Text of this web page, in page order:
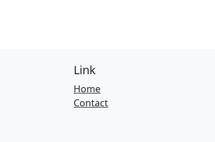
Link
Home
Contact